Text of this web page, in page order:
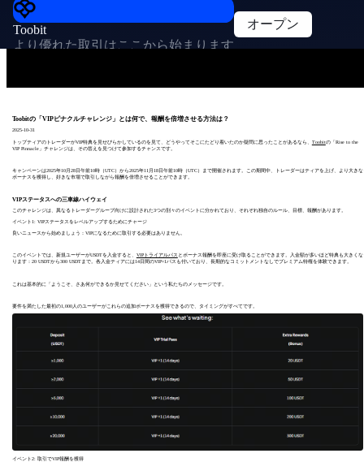
Toobit
より優れた取引はここから始まります
オープン
Toobitの「VIPピナクルチャレンジ」とは何で、報酬を倍増させる方法は？
2025-10-31
トップティアのトレーダーがVIP特典を見せびらかしているのを見て、どうやってそこにたどり着いたのか疑問に思ったことがあるなら、 Toobitの「Rise to the
VIP Pinnacle」チャレンジは、その答えを見つけて参加するチャンスです。
キャンペーンは2025年10月28日午前10時（UTC）から2025年11月18日午前10時（UTC）まで開催されます。この期間中、トレーダーはティアを上げ、より大きな
ボーナスを獲得し、好きな市場で取引しながら報酬を倍増させることができます。
VIPステータスへの三車線ハイウェイ
このチャレンジは、異なるトレーダーグループ向けに設計された3つの別々のイベントに分かれており、それぞれ独自のルール、目標、報酬があります。
イベント1: VIPステータスをレベルアップするためにチャージ
良いニュースから始めましょう：VIPになるために取引する必要はありません。
このイベントでは、新規ユーザーがUSDTを入金すると、 VIPトライアルパス とボーナス報酬を即座に受け取ることができます。入金額が多いほど特典も大きくな
ります：20 USDTから300 USDTまで。各入金ティアには14日間のVIP+1パスも付いており、長期的なコミットメントなしでプレミアム特権を体験できます。
これは基本的に「ようこそ、さあ何ができるか見せてください」という私たちのメッセージです。
要件を満たした最初の1,000人のユーザーがこれらの追加ボーナスを獲得できるので、タイミングがすべてです。
イベント2: 取引でVIP報酬を獲得